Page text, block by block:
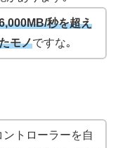
秒を超え
モノですな｡
トローラーを自